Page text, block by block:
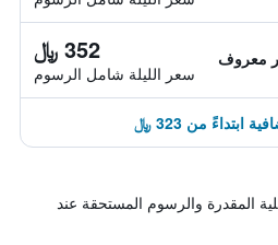
معروف 352 ﷼
سعر الليلة شامل الرسوم
المقدرة والرسوم المستحقة عند